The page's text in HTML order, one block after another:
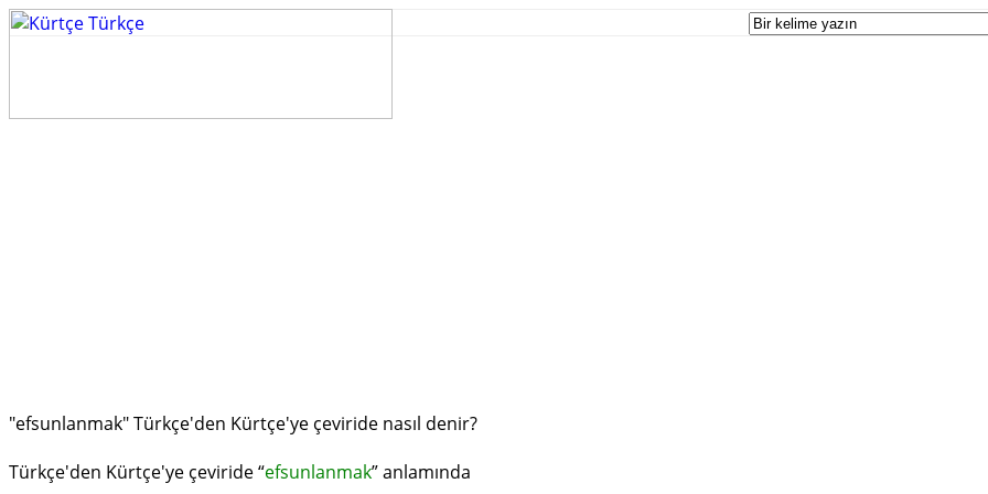
"efsunlanmak" Türkçe'den Kürtçe'ye çeviride nasıl denir?
Türkçe'den Kürtçe'ye çeviride “efsunlanmak” anlamında